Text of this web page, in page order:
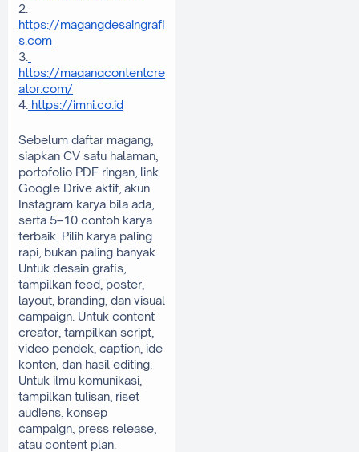
https://magangdesaingrafi
s.com
3.
https://magangcontentcre
ator.com/
4. https://imni.co.id
Sebelum daftar magang,
siapkan CV satu halaman,
portofolio PDF ringan, link
Google Drive aktif, akun
Instagram karya bila ada,
serta 5–10 contoh karya
terbaik. Pilih karya paling
rapi, bukan paling banyak.
Untuk desain grafis,
tampilkan feed, poster,
layout, branding, dan visual
campaign. Untuk content
creator, tampilkan script,
video pendek, caption, ide
konten, dan hasil editing.
Untuk ilmu komunikasi,
tampilkan tulisan, riset
audiens, konsep
campaign, press release,
atau content plan.